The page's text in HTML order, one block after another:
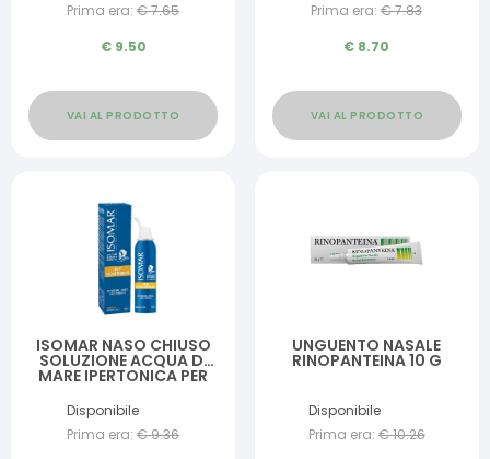
Prima era: €7.65
€ 9.50
VAI AL PRODOTTO
Prima era: €7.83
€ 8.70
VAI AL PRODOTTO
ISOMAR NASO CHIUSO
SOLUZIONE ACQUA DI
MARE IPERTONICA PER
CHIUSO 50 ML
Disponibile
Prima era: €9.36
UNGUENTO NASALE
RINOPANTEINA 10 G
Disponibile
Prima era: €10.26